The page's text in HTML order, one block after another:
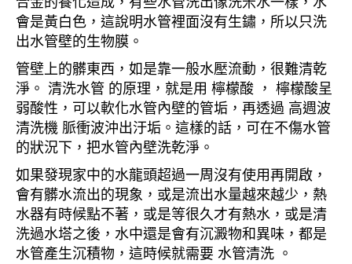
會是黃白色，這說明水管裡面沒有生鏽，所以只洗
出水管壁的生物膜。
管壁上的髒東西，如是靠一般水壓流動，很難清乾
淨。 清洗水管 的原理，就是用 檸檬酸 ， 檸檬酸呈
弱酸性，可以軟化水管內壁的管垢，再透過 高週波
清洗機 脈衝波沖出汙垢。這樣的話，可在不傷水管
的狀況下，把水管內壁洗乾淨。
如果發現家中的水龍頭超過一周沒有使用再開啟，
會有髒水流出的現象，或是流出水量越來越少，熱
水器有時候點不著，或是等很久才有熱水，或是清
洗過水塔之後，水中還是會有沉澱物和異味，都是
水管產生沉積物，這時候就需要 水管清洗 。